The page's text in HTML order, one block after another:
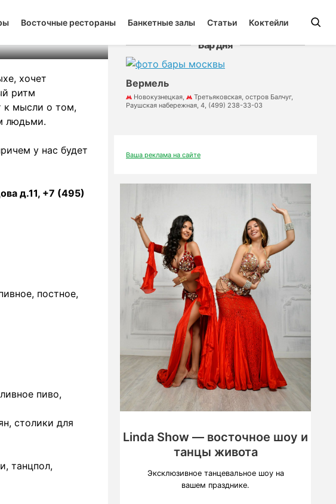
Восточные рестораны Банкетные залы Статьи Коктейли
хочет
ритм
к мысли о том,
людьми.
у нас будет
д.11, +7 (495)
постное,
пиво,
столики для
танцпол,
Бар дня
Вермель
Новокузнецкая,
Третьяковская, остров Балчуг,
Раушская набережная, 4, (499) 238-33-03
Ваша реклама на сайте
Linda Show — восточное шоу и
танцы живота
Эксклюзивное танцевальное шоу на
вашем празднике.